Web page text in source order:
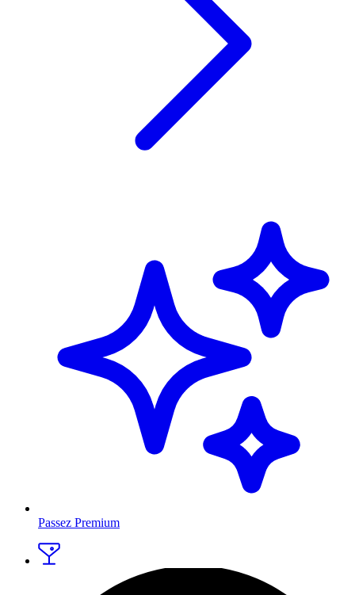
Passez Premium